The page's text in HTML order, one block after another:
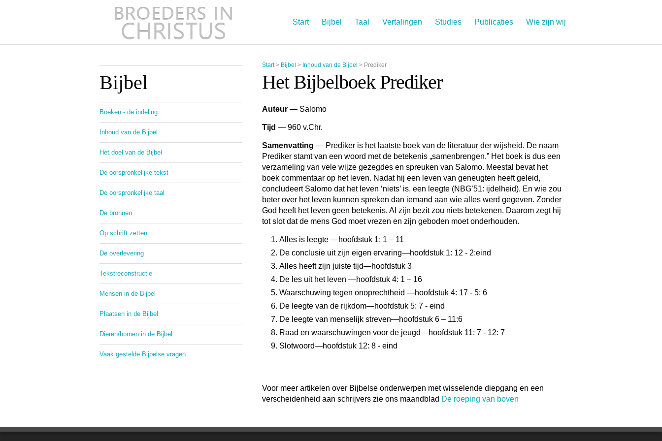
Start Bijbel Taal Vertalingen Studies Publicaties Wie zijn wij
Start> Bijbel > Inhoud van de Bijbel > Prediker
Het Bijbelboek Prediker
Auteur — Salomo
Tijd — 960 v.Chr.
Samenvatting — Prediker is het laatste boek van de literatuur der wijsheid. De naam
Prediker stamt van een woord met de betekenis „samenbrengen.” Het boek is dus een
verzameling van vele wijze gezegdes en spreuken van Salomo. Meestal bevat het
boek commentaar op het leven. Nadat hij een leven van geneugten heeft geleid,
concludeert Salomo dat het leven ‘niets’ is, een leegte (NBG’51: ijdelheid). En wie zou
beter over het leven kunnen spreken dan iemand aan wie alles werd gegeven. Zonder
God heeft het leven geen betekenis. Al zijn bezit zou niets betekenen. Daarom zegt hij
tot slot dat de mens God moet vrezen en zijn geboden moet onderhouden.
Alles is leegte —hoofdstuk 1: 1 – 11
De conclusie uit zijn eigen ervaring—hoofdstuk 1: 12 - 2:eind
Alles heeft zijn juiste tijd—hoofdstuk 3
De les uit het leven —hoofdstuk 4: 1 – 16
Waarschuwing tegen onoprechtheid —hoofdstuk 4: 17 - 5: 6
De leegte van de rijkdom—hoofdstuk 5: 7 - eind
De leegte van menselijk streven—hoofdstuk 6 – 11:6
Raad en waarschuwingen voor de jeugd—hoofdstuk 11: 7 - 12: 7
Slotwoord—hoofdstuk 12: 8 - eind
Voor meer artikelen over Bijbelse onderwerpen met wisselende diepgang en een
verscheidenheid aan schrijvers zie ons maandblad De roeping van boven
Bijbel
Boeken - de indeling
Inhoud van de Bijbel
Het doel van de Bijbel
De oorspronkelijke tekst
De oorspronkelijke taal
De bronnen
Op schrift zetten
De overlevering
Tekstreconstructie
Mensen in de Bijbel
Plaatsen in de Bijbel
Dieren/bomen in de Bijbel
Vaak gestelde Bijbelse vragen